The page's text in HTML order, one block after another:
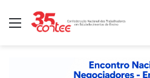
Menu